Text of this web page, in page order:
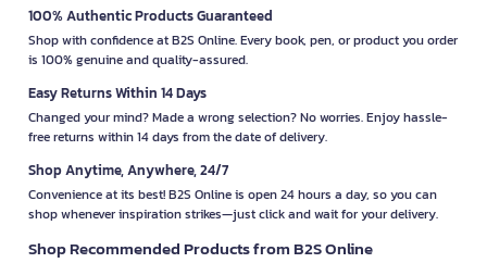
100% Authentic Products Guaranteed
Shop with confidence at B2S Online. Every book, pen, or product you order
is 100% genuine and quality-assured.
Easy Returns Within 14 Days
Changed your mind? Made a wrong selection? No worries. Enjoy hassle-
free returns within 14 days from the date of delivery.
Shop Anytime, Anywhere, 24/7
Convenience at its best! B2S Online is open 24 hours a day, so you can
shop whenever inspiration strikes—just click and wait for your delivery.
Shop Recommended Products from B2S Online